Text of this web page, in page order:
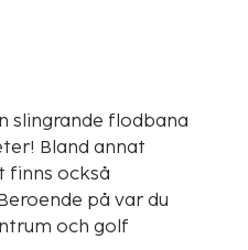
slingrande flodbana
Bland annat
finns också
och golf